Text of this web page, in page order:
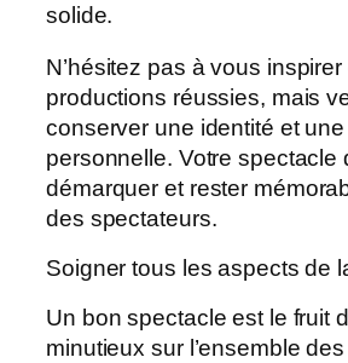
solide.
N’hésitez pas à vous inspirer
productions réussies, mais
conserver une identité et
personnelle. Votre spectacle
démarquer et rester
des spectateurs.
Soigner tous les aspects de
Un bon spectacle est le fruit
minutieux sur l’ensemble